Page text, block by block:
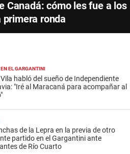
Canadá: cómo les fue a los
ronda
EL GARGANTINI
habló del sueño de Independiente
"Iré al Maracaná para acompañar al
de la Lepra en la previa de otro
partido en el Gargantini ante
de Río Cuarto